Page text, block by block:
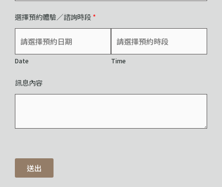
選擇預約體驗／諮詢時段 *
Date Time
訊息內容
送出